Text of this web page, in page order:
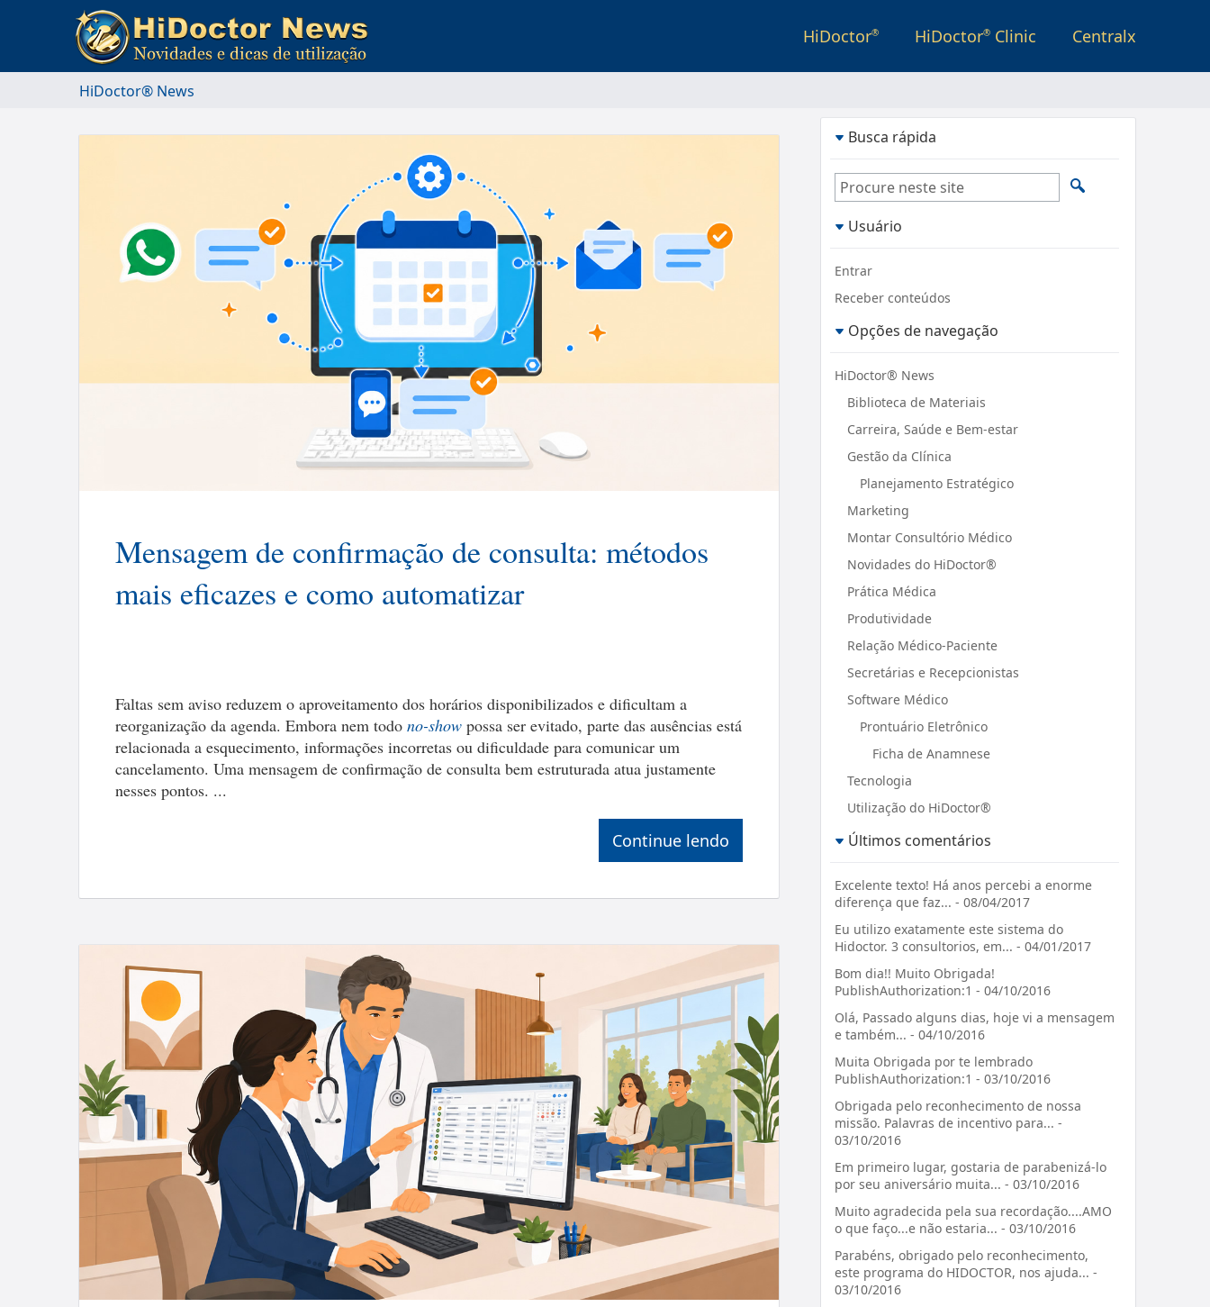
HiDoctor® HiDoctor® Clinic Centralx
HiDoctor® News
Mensagem de confirmação de consulta: métodos
mais eficazes e como automatizar
Faltas sem aviso reduzem o aproveitamento dos horários disponibilizados e dificultam a
reorganização da agenda. Embora nem todo no-show possa ser evitado, parte das ausências está
relacionada a esquecimento, informações incorretas ou dificuldade para comunicar um
cancelamento. Uma mensagem de confirmação de consulta bem estruturada atua justamente
nesses pontos. ...
Continue lendo
Busca rápida
Usuário
Entrar
Receber conteúdos
Opções de navegação
HiDoctor® News
Biblioteca de Materiais
Carreira, Saúde e Bem-estar
Gestão da Clínica
Planejamento Estratégico
Marketing
Montar Consultório Médico
Novidades do HiDoctor®
Prática Médica
Produtividade
Relação Médico-Paciente
Secretárias e Recepcionistas
Software Médico
Prontuário Eletrônico
Ficha de Anamnese
Tecnologia
Utilização do HiDoctor®
Últimos comentários
Excelente texto! Há anos percebi a enorme
diferença que faz... - 08/04/2017
Eu utilizo exatamente este sistema do
Hidoctor. 3 consultorios, em... - 04/01/2017
Bom dia!! Muito Obrigada!
PublishAuthorization:1 - 04/10/2016
Olá, Passado alguns dias, hoje vi a mensagem
e também... - 04/10/2016
Muita Obrigada por te lembrado
PublishAuthorization:1 - 03/10/2016
Obrigada pelo reconhecimento de nossa
missão. Palavras de incentivo para... -
03/10/2016
Em primeiro lugar, gostaria de parabenizá-lo
por seu aniversário muita... - 03/10/2016
Muito agradecida pela sua recordação....AMO
o que faço...e não estaria... - 03/10/2016
Parabéns, obrigado pelo reconhecimento,
este programa do HIDOCTOR, nos ajuda... -
03/10/2016